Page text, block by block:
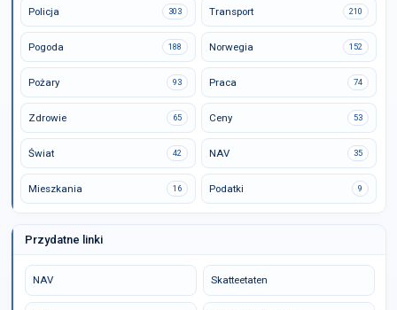
Policja 303 Transport 210
Pogoda 188 Norwegia 152
Pożary 93 Praca 74
Zdrowie 65 Ceny 53
Świat 42 NAV 35
Mieszkania 16 Podatki 9
Przydatne linki
NAV Skatteetaten